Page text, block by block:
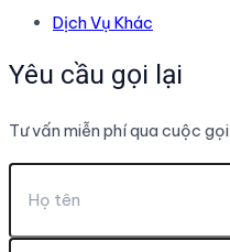
Dịch Vụ Khác
Yêu cầu gọi lại
Tư vấn miễn phí qua cuộc gọi